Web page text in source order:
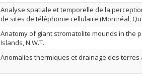
Analyse spatiale et temporelle de la
de sites de téléphonie cellulaire (Montréal,
Anatomy of giant stromatolite mounds in the
Islands, N.W.T.
Anomalies thermiques et drainage des terres